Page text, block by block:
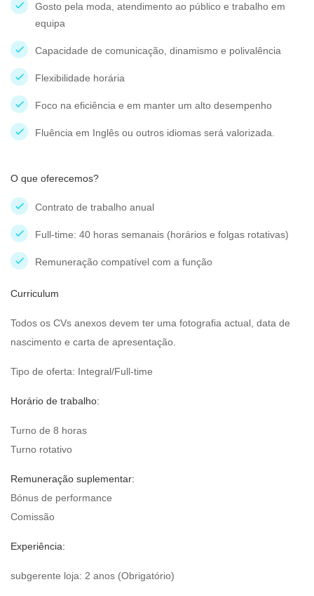
Gosto pela moda, atendimento ao público e trabalho em
equipa
Capacidade de comunicação, dinamismo e polivalência
Flexibilidade horária
Foco na eficiência e em manter um alto desempenho
Fluência em Inglês ou outros idiomas será valorizada.
O que oferecemos?
Contrato de trabalho anual
Full-time: 40 horas semanais (horários e folgas rotativas)
Remuneração compatível com a função
Curriculum
Todos os CVs anexos devem ter uma fotografia actual, data de
nascimento e carta de apresentação.
Tipo de oferta: Integral/Full-time
Horário de trabalho:
Turno de 8 horas
Turno rotativo
Remuneração suplementar:
Bónus de performance
Comissão
Experiência:
subgerente loja: 2 anos (Obrigatório)